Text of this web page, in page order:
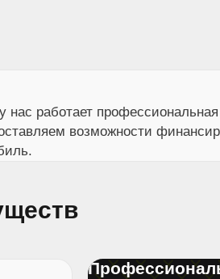
нас работает
возможности